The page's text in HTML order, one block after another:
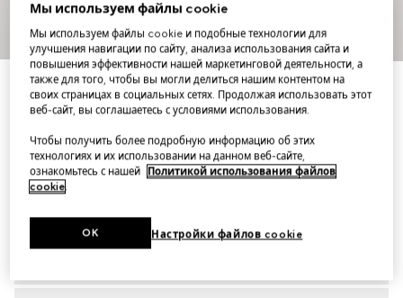
/4
Baby GG wool jacquard dress
Мы используем файлы cookie
Мы используем файлы cookie и подобные технологии для
улучшения навигации по сайту, анализа использования сайта и
повышения эффективности нашей маркетинговой деятельности, а
также для того, чтобы вы могли делиться нашим контентом на
своих страницах в социальных сетях. Продолжая использовать этот
веб-сайт, вы соглашаетесь с условиями использования.
Чтобы получить более подробную информацию об этих
технологиях и их использовании на данном веб-сайте,
ознакомьтесь с нашей
Политикой использования файлов
cookie.
Настройки файлов cookie
OK